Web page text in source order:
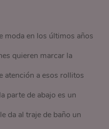
moda en los últimos años
quieren marcar la
atención a esos rollitos
parte de abajo es un
da al traje de baño un